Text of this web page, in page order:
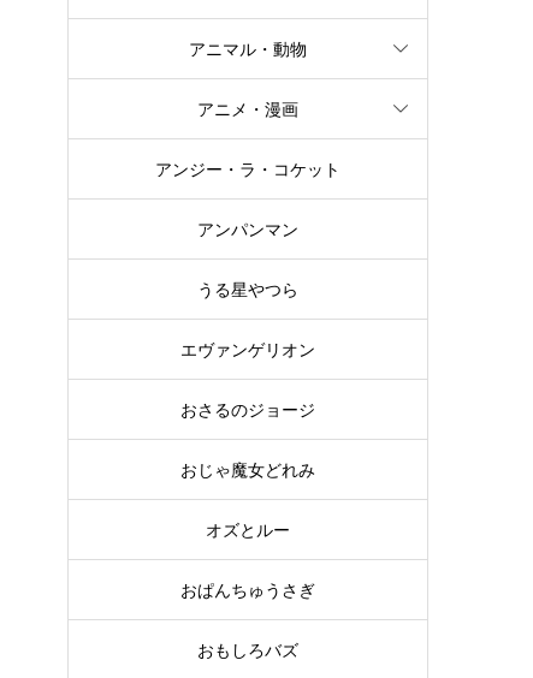
アニマル・動物
アニメ・漫画
アンジー・ラ・コケット
アンパンマン
うる星やつら
エヴァンゲリオン
おさるのジョージ
おじゃ魔女どれみ
オズとルー
おぱんちゅうさぎ
おもしろバズ